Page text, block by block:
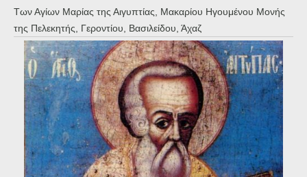
Των Αγίων Μαρίας της Αιγυπτίας, Μακαρίου Ηγουμένου Μονής
της Πελεκητής, Γεροντίου, Βασιλείδου, Άχαζ